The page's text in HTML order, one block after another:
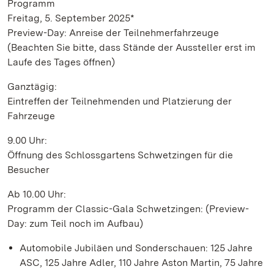
Programm
Freitag, 5. September 2025*
Preview-Day: Anreise der Teilnehmerfahrzeuge
(Beachten Sie bitte, dass Stände der Aussteller erst im
Laufe des Tages öffnen)
Ganztägig:
Eintreffen der Teilnehmenden und Platzierung der
Fahrzeuge
9.00 Uhr:
Öffnung des Schlossgartens Schwetzingen für die
Besucher
Ab 10.00 Uhr:
Programm der Classic-Gala Schwetzingen: (Preview-
Day: zum Teil noch im Aufbau)
Automobile Jubiläen und Sonderschauen: 125 Jahre
ASC, 125 Jahre Adler, 110 Jahre Aston Martin, 75 Jahre